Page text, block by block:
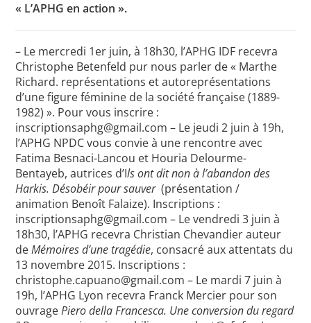
« L’APHG en action ».
– Le mercredi 1er juin, à 18h30, l’APHG IDF recevra
Christophe Betenfeld pur nous parler de « Marthe
Richard. représentations et autoreprésentations
d’une figure féminine de la société française (1889-
1982) ». Pour vous inscrire :
inscriptionsaphg@gmail.com – Le jeudi 2 juin à 19h,
l’APHG NPDC vous convie à une rencontre avec
Fatima Besnaci-Lancou et Houria Delourme-
Bentayeb, autrices d’Ils ont dit non à l’abandon des
Harkis. Désobéir pour sauver (présentation /
animation Benoît Falaize). Inscriptions :
inscriptionsaphg@gmail.com – Le vendredi 3 juin à
18h30, l’APHG recevra Christian Chevandier auteur
deMémoires d’une tragédie, consacré aux attentats du
13 novembre 2015. Inscriptions :
christophe.capuano@gmail.com – Le mardi 7 juin à
19h, l’APHG Lyon recevra Franck Mercier pour son
ouvragePiero della Francesca. Une conversion du regard